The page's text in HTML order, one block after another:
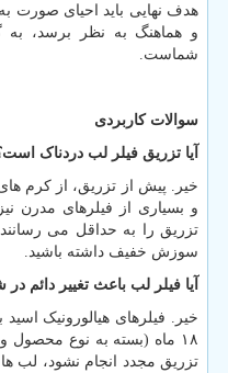
هدف نهایی باید احیای صورت
و هماهنگ به نظر برسد، به
شماست.
سوالات کاربردی
آیا تزریق فیلر لب دردناک
خیر. پیش از تزریق، از کرم
و بسیاری از فیلرهای مدرن
تزریق را به حداقل می
سوزش خفیف داشته باشید.
آیا فیلر لب باعث تغییر
۱۸ ماه (بسته به نوع
تزریق مجدد انجام نشود، لب